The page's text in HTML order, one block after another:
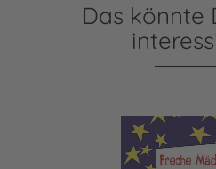
Das könnte